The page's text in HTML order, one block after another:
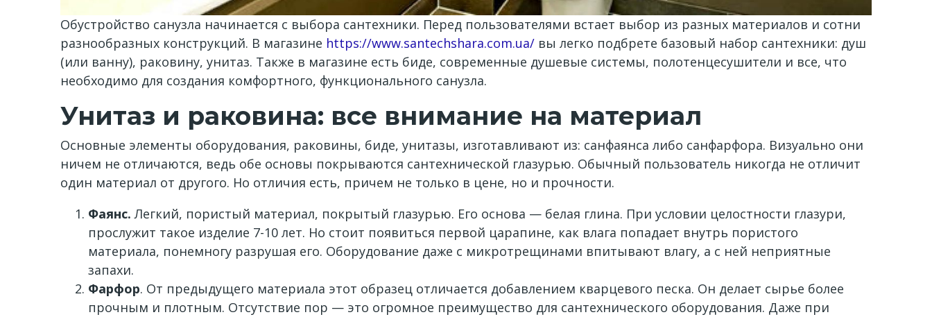
Обустройство санузла начинается с выбора сантехники. Перед пользователями встает выбор из разных материалов и сотни
разнообразных конструкций. В магазине https://www.santechshara.com.ua/ вы легко подбрете базовый набор сантехники: душ
(или ванну), раковину, унитаз. Также в магазине есть биде, современные душевые системы, полотенцесушители и все, что
необходимо для создания комфортного, функционального санузла.
Унитаз и раковина: все внимание на материал
Основные элементы оборудования, раковины, биде, унитазы, изготавливают из: санфаянса либо санфарфора. Визуально они
ничем не отличаются, ведь обе основы покрываются сантехнической глазурью. Обычный пользователь никогда не отличит
один материал от другого. Но отличия есть, причем не только в цене, но и прочности.
Фаянс.Легкий, пористый материал, покрытый глазурью. Его основа — белая глина. При условии целостности глазури,
прослужит такое изделие 7-10 лет. Но стоит появиться первой царапине, как влага попадает внутрь пористого
материала, понемногу разрушая его. Оборудование даже с микротрещинами впитывают влагу, а с ней неприятные
запахи.
Фарфор. От предыдущего материала этот образец отличается добавлением кварцевого песка. Он делает сырье более
прочным и плотным. Отсутствие пор — это огромное преимущество для сантехнического оборудования. Даже при